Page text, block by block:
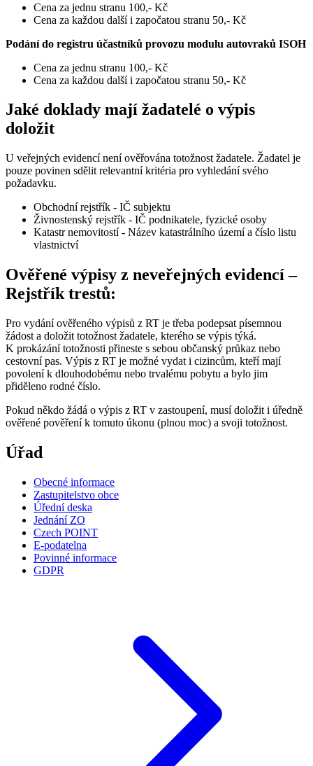
Cena za jednu stranu 100,- Kč
Cena za každou další i započatou stranu 50,- Kč
Podání do registru účastníků provozu modulu autovraků ISOH
Cena za jednu stranu 100,- Kč
Cena za každou další i započatou stranu 50,- Kč
Jaké doklady mají žadatelé o výpis
doložit
U veřejných evidencí není ověřována totožnost žadatele. Žadatel je
pouze povinen sdělit relevantní kritéria pro vyhledání svého
požadavku.
Obchodní rejstřík - IČ subjektu
Živnostenský rejstřík - IČ podnikatele, fyzické osoby
Katastr nemovitostí - Název katastrálního území a číslo listu
vlastnictví
Ověřené výpisy z neveřejných evidencí –
Rejstřík trestů:
Pro vydání ověřeného výpisů z RT je třeba podepsat písemnou
žádost a doložit totožnost žadatele, kterého se výpis týká.
K prokázání totožnosti přineste s sebou občanský průkaz nebo
cestovní pas. Výpis z RT je možné vydat i cizincům, kteří mají
povolení k dlouhodobému nebo trvalému pobytu a bylo jim
přiděleno rodné číslo.
Pokud někdo žádá o výpis z RT v zastoupení, musí doložit i úředně
ověřené pověření k tomuto úkonu (plnou moc) a svoji totožnost.
Úřad
Obecné informace
Zastupitelstvo obce
Úřední deska
Jednání ZO
Czech POINT
E-podatelna
Povinné informace
GDPR